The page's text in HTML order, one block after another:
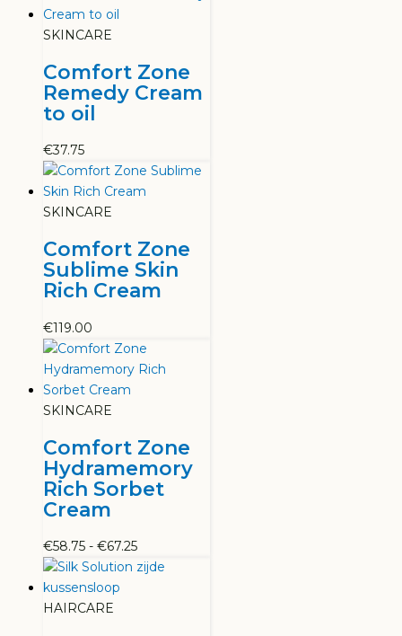
SKINCARE
Comfort Zone
Remedy Cream
to oil
€37.75
SKINCARE
Comfort Zone
Sublime Skin
Rich Cream
€119.00
SKINCARE
Comfort Zone
Hydramemory
Rich Sorbet
Cream
€58.75 - €67.25Prijsklasse:
€58.75
HAIRCARE